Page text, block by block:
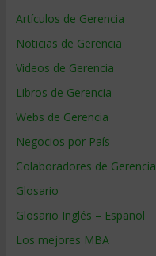
Artículos de Gerencia
Noticias de Gerencia
Videos de Gerencia
Libros de Gerencia
Webs de Gerencia
Negocios por País
Colaboradores de Gerencia
Glosario
Glosario Inglés – Español
Los mejores MBA